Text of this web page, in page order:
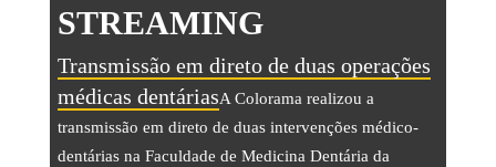
Podcast
Cámara rápida
Drone
Eventos en Vivo
STREAMING
Transmissão em direto de duas operações
médicas dentáriasA Colorama realizou a
transmissão em direto de duas intervenções médico-
dentárias na Faculdade de Medicina Dentária da